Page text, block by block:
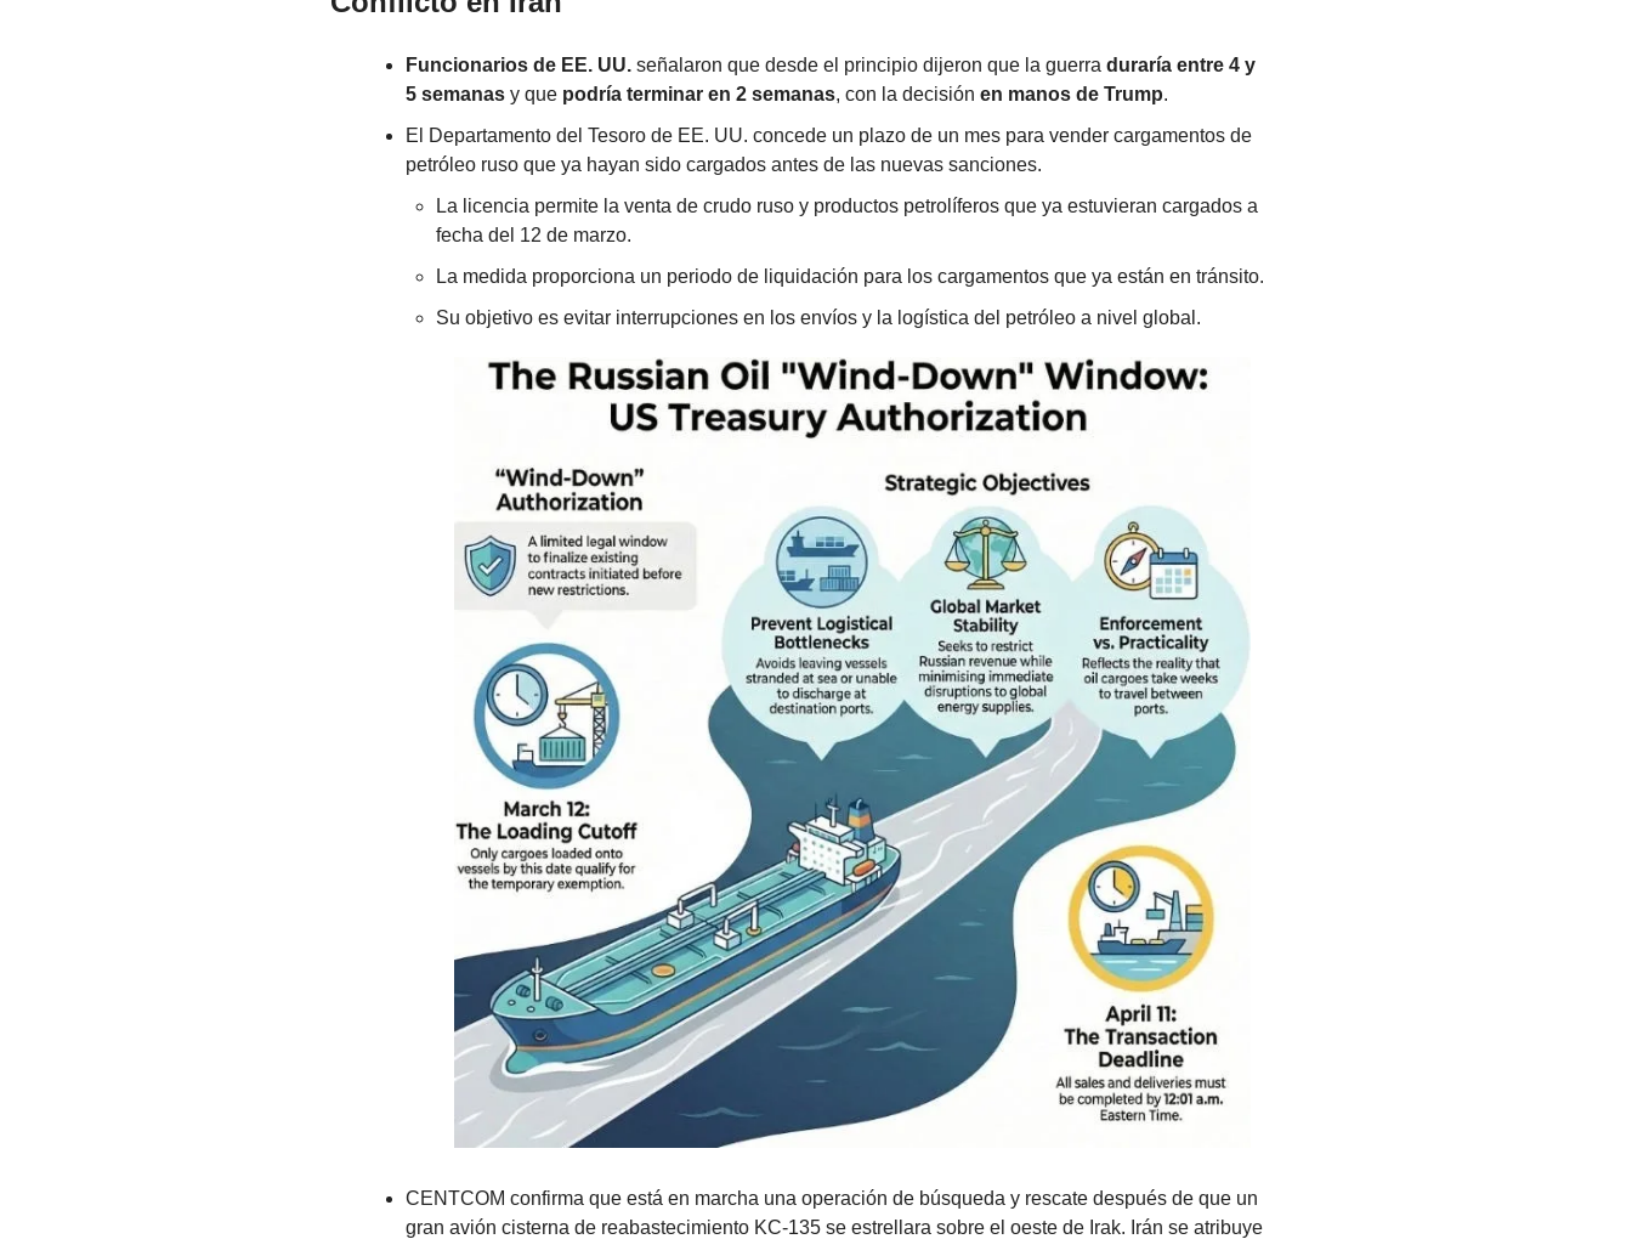
Funcionarios de EE. UU. señalaron que desde el principio dijeron que la guerra duraría entre 4 y
5 semanas y que podría terminar en 2 semanas, con la decisión en manos de Trump.
El Departamento del Tesoro de EE. UU. concede un plazo de un mes para vender cargamentos de
petróleo ruso que ya hayan sido cargados antes de las nuevas sanciones.
La licencia permite la venta de crudo ruso y productos petrolíferos que ya estuvieran cargados a
fecha del 12 de marzo.
La medida proporciona un periodo de liquidación para los cargamentos que ya están en tránsito.
Su objetivo es evitar interrupciones en los envíos y la logística del petróleo a nivel global.
CENTCOM confirma que está en marcha una operación de búsqueda y rescate después de que un
gran avión cisterna de reabastecimiento KC-135 se estrellara sobre el oeste de Irak. Irán se atribuye